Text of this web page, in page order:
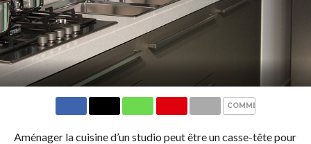
COMMENTS
Aménager la cuisine d’un studio peut être un casse-tête pour